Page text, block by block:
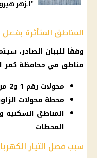
"الزهر
المناطق المتأثرة بفصل
وفقًا للبيان الصادر،
مناطق في محافظة كفر
محولات رقم 1 و2 من محطة محولات الحامول
محطة محولات
المناطق السكنية
المحطات
سبب فصل التيار